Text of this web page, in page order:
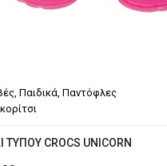
Παιδικά Παντόφλες
CROCS UNICORN